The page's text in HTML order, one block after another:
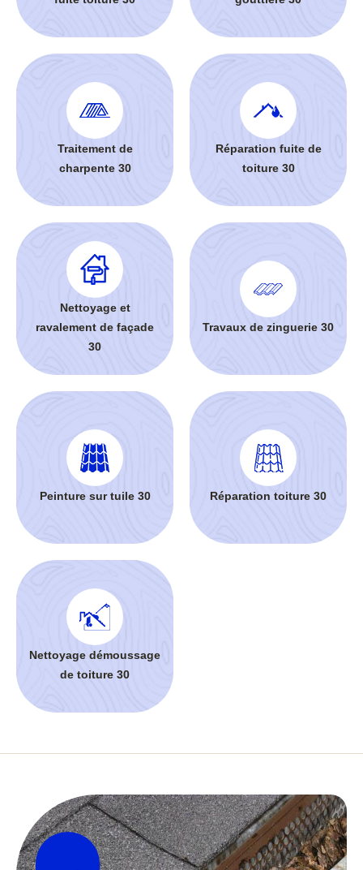
Traitement de
charpente 30
Réparation fuite de
toiture 30
Nettoyage et
ravalement de façade
30
Travaux de zinguerie 30
Peinture sur tuile 30 Réparation toiture 30
Nettoyage démoussage
de toiture 30